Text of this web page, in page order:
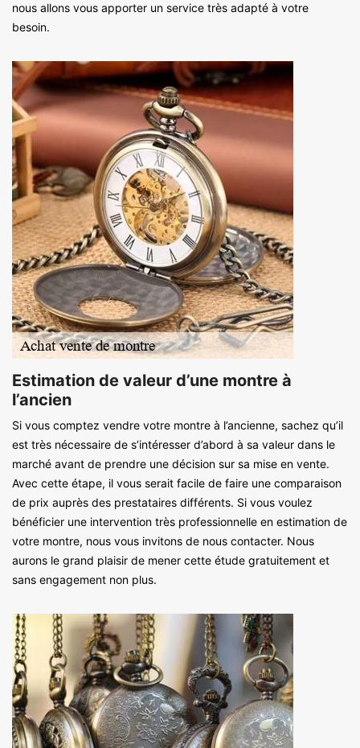
nous allons vous apporter un service très adapté à votre
besoin.
Estimation de valeur d’une montre à
l’ancien
Si vous comptez vendre votre montre à l’ancienne, sachez qu’il
est très nécessaire de s’intéresser d’abord à sa valeur dans le
marché avant de prendre une décision sur sa mise en vente.
Avec cette étape, il vous serait facile de faire une comparaison
de prix auprès des prestataires différents. Si vous voulez
bénéficier une intervention très professionnelle en estimation de
votre montre, nous vous invitons de nous contacter. Nous
aurons le grand plaisir de mener cette étude gratuitement et
sans engagement non plus.